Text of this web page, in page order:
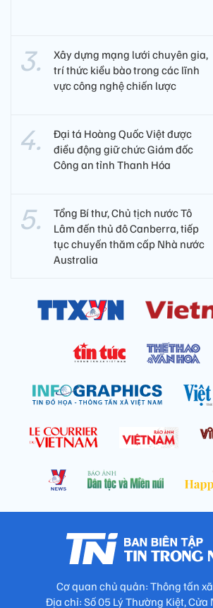
Xây dựng mạng lưới chuyên gia,
trí thức kiều bào trong các lĩnh
vực công nghệ chiến lược
Đại tá Hoàng Quốc Việt được
điều động giữ chức Giám đốc
Công an tỉnh Thanh Hóa
Tổng Bí thư, Chủ tịch nước Tô
Lâm đến thủ đô Canberra, tiếp
tục chuyến thăm cấp Nhà nước
Australia
Cơ quan chủ quản: Thông tấn
Địa chỉ: Số 05 Lý Thường Kiệt, Cửa